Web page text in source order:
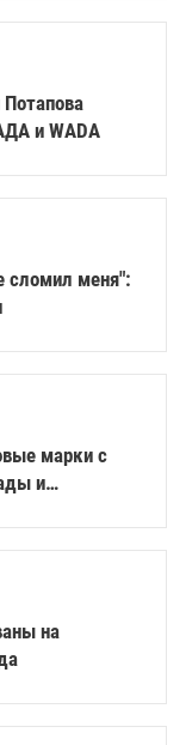
и WADA
сломил меня":
марки с
и
на